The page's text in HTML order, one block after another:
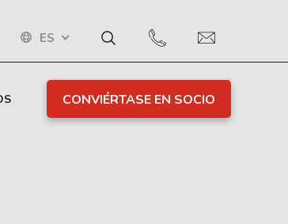
ES
CONVIÉRTASE EN SOCIO